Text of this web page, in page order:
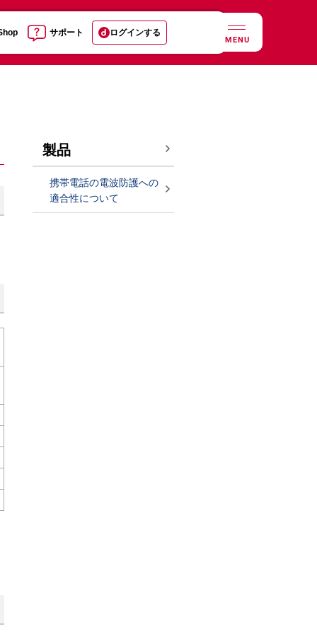
サポート ログインする
MENU
製品
携帯電話の電波防護への
適合性について